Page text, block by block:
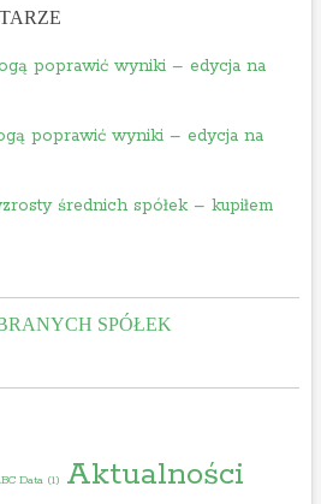
poprawić wyniki – edycja na
poprawić wyniki – edycja na
średnich spółek – kupiłem
SPÓŁEK
Data(1) Aktualności